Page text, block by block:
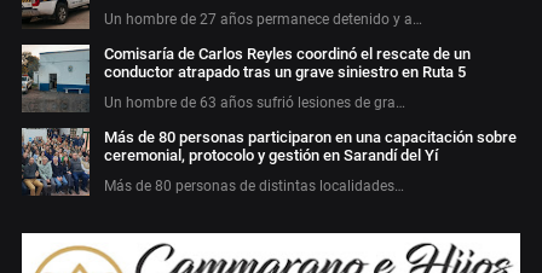
Un hombre de 27 años permanece detenido y a…
Comisaría de Carlos Reyles coordinó el rescate de un
conductor atrapado tras un grave siniestro en Ruta 5
Un hombre de 63 años sufrió lesiones de gra…
Más de 80 personas participaron en una capacitación sobre
ceremonial, protocolo y gestión en Sarandí del Yí
Más de 80 personas de distintas localidades…